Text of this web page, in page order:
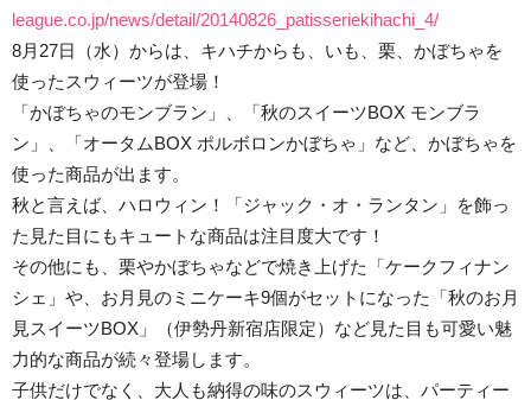
league.co.jp/news/detail/20140826_patisseriekihachi_4/
8月27日（水）からは、キハチからも、いも、栗、かぼちゃを
使ったスウィーツが登場！
「かぼちゃのモンブラン」、「秋のスイーツBOX モンブラ
ン」、「オータムBOX ポルボロンかぼちゃ」など、かぼちゃを
使った商品が出ます。
秋と言えば、ハロウィン！「ジャック・オ・ランタン」を飾っ
た見た目にもキュートな商品は注目度大です！
その他にも、栗やかぼちゃなどで焼き上げた「ケークフィナン
シェ」や、お月見のミニケーキ9個がセットになった「秋のお月
見スイーツBOX」（伊勢丹新宿店限定）など見た目も可愛い魅
力的な商品が続々登場します。
子供だけでなく、大人も納得の味のスウィーツは、パーティー